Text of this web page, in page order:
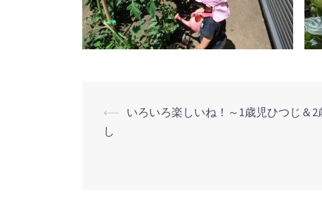
投
⟵ いろいろ楽しいね！～1歳児ひつじ＆2
し